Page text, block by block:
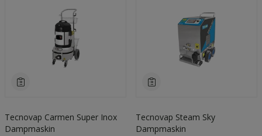
Tecnovap Carmen Super Inox
Dampmaskin
Tecnovap Steam Sky
Dampmaskin